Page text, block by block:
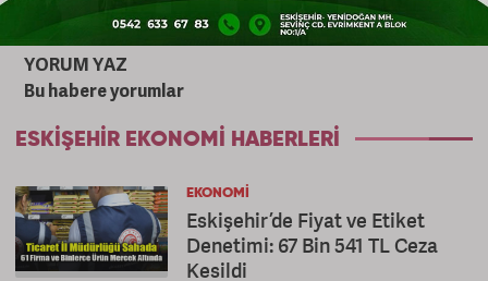
Gönderen: haber
YORUM YAZ
Bu habere yorumlar
ESKIŞEHIR EKONOMI HABERLERI
EKONOMI
Eskişehir’de Fiyat ve Etiket
Denetimi: 67 Bin 541 TL Ceza
Kesildi